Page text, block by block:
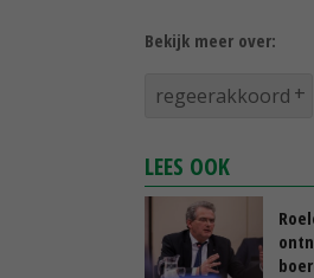
Bekijk meer over:
regeerakkoord
LEES OOK